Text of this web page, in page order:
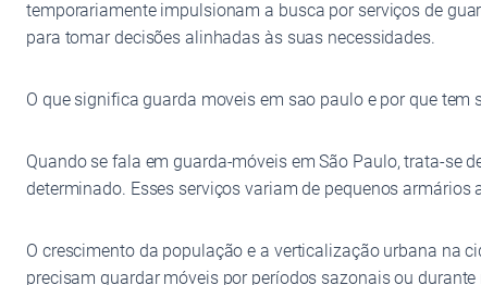
temporariamente impulsionam a busca por serviços de
para tomar decisões alinhadas às suas necessidades.
O que significa guarda moveis em sao paulo e por que tem
Quando se fala em guarda-móveis em São Paulo, trata-se
determinado. Esses serviços variam de pequenos
O crescimento da população e a verticalização urbana na
precisam guardar móveis por períodos sazonais ou